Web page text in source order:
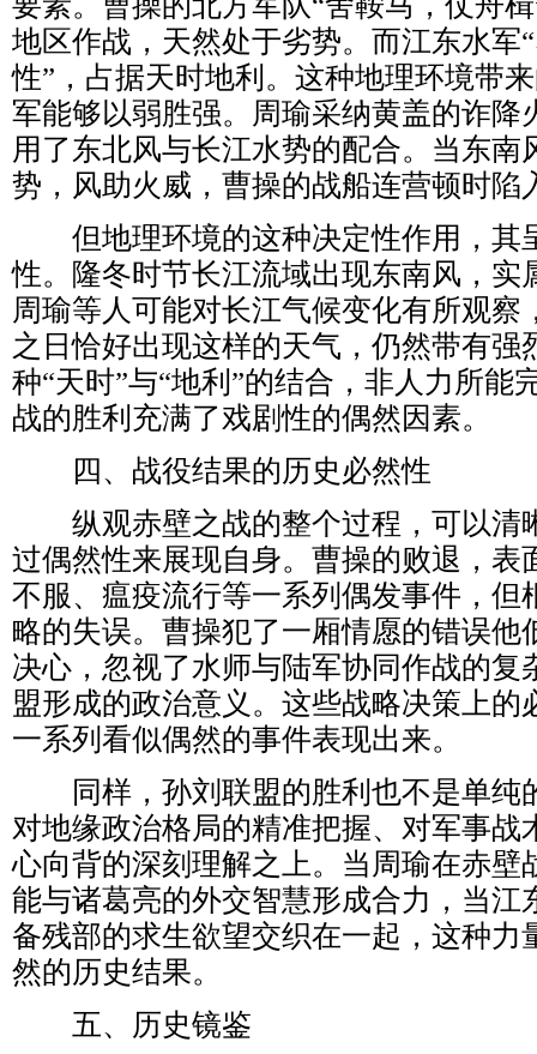
地区作战，天然处于劣势。而江东水军
性”，占据天时地利。这种地理环境带
军能够以弱胜强。周瑜采纳黄盖的诈降
用了东北风与长江水势的配合。当东南
势，风助火威，曹操的战船连营顿时陷
但地理环境的这种决定性作用，其
性。隆冬时节长江流域出现东南风，实
周瑜等人可能对长江气候变化有所观察
之日恰好出现这样的天气，仍然带有强
种“天时”与“地利”的结合，非人力所能
战的胜利充满了戏剧性的偶然因素。
四、战役结果的历史必然性
纵观赤壁之战的整个过程，可以清
过偶然性来展现自身。曹操的败退，表
不服、瘟疫流行等一系列偶发事件，但
略的失误。曹操犯了一厢情愿的错误他
决心，忽视了水师与陆军协同作战的复
盟形成的政治意义。这些战略决策上的
一系列看似偶然的事件表现出来。
同样，孙刘联盟的胜利也不是单纯
对地缘政治格局的精准把握、对军事战
心向背的深刻理解之上。当周瑜在赤壁
能与诸葛亮的外交智慧形成合力，当江
备残部的求生欲望交织在一起，这种力
然的历史结果。
五、历史镜鉴